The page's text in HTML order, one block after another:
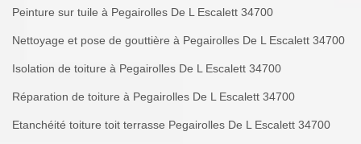
Peinture sur tuile à Pegairolles De L Escalett 34700
Nettoyage et pose de gouttière à Pegairolles De L Escalett 34700
Isolation de toiture à Pegairolles De L Escalett 34700
Réparation de toiture à Pegairolles De L Escalett 34700
Etanchéité toiture toit terrasse Pegairolles De L Escalett 34700